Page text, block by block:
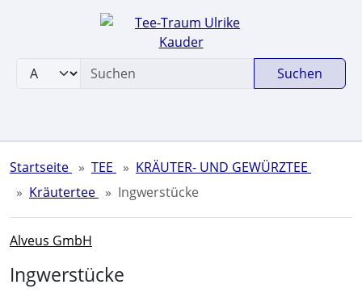
Sprungnavigation
Springe zum Inhalt
Springe zur Navigation
Springe zum Login-Button
Springe zu den allgemeinen Informationen
Suchen
Startseite TEE
KRÄUTER- UND GEWÜRZTEE
Kräutertee
Ingwerstücke
Alveus GmbH
Ingwerstücke